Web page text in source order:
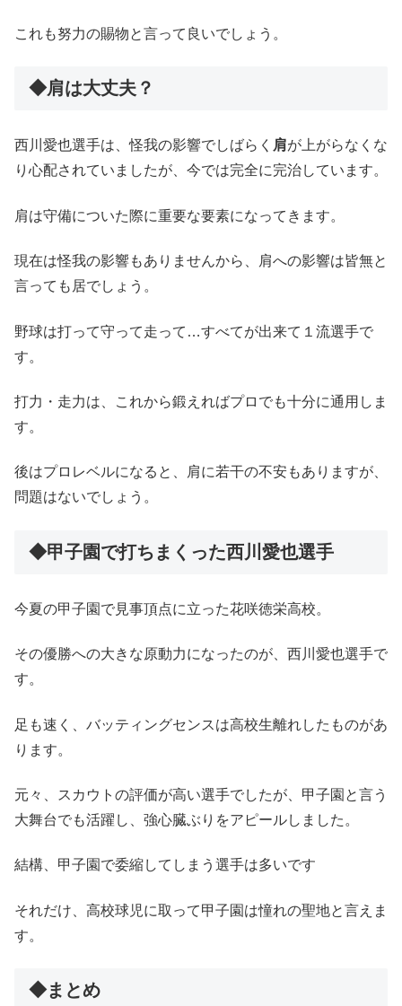
これも努力の賜物と言って良いでしょう。
◆肩は大丈夫？
西川愛也選手は、怪我の影響でしばらく 肩が上がらなくな
り心配されていましたが、今では完全に完治しています。
肩は守備についた際に重要な要素になってきます。
現在は怪我の影響もありませんから、肩への影響は皆無と
言っても居でしょう。
野球は打って守って走って…すべてが出来て１流選手で
す。
打力・走力は、これから鍛えればプロでも十分に通用しま
す。
後はプロレベルになると、肩に若干の不安もありますが、
問題はないでしょう。
◆甲子園で打ちまくった西川愛也選手
今夏の甲子園で見事頂点に立った花咲徳栄高校。
その優勝への大きな原動力になったのが、西川愛也選手で
す。
足も速く、バッティングセンスは高校生離れしたものがあ
ります。
元々、スカウトの評価が高い選手でしたが、甲子園と言う
大舞台でも活躍し、強心臓ぶりをアピールしました。
結構、甲子園で委縮してしまう選手は多いです
それだけ、高校球児に取って甲子園は憧れの聖地と言えま
す。
◆まとめ